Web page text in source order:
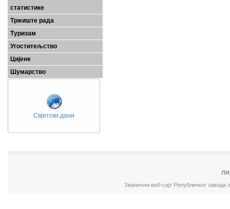
статистике
Тржиште рада
Туризам
Угоститељство
Цијене
Шумарство
Свјетски дани
Званични веб-сајт Републичког